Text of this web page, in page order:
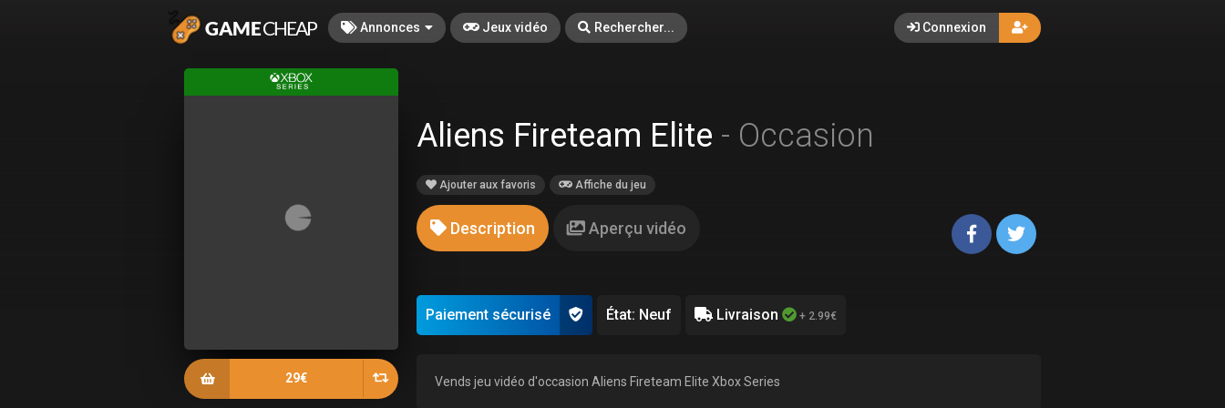
Annonces Jeux vidéo Rechercher... Connexion
29€
Aliens Fireteam Elite - Occasion
Ajouter aux favoris Affiche du jeu
Description Aperçu vidéo
Paiement sécurisé État: Neuf Livraison + 2.99€
Vends jeu vidéo d'occasion Aliens Fireteam Elite Xbox Series